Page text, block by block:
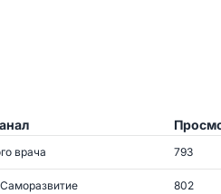
врача 793
802